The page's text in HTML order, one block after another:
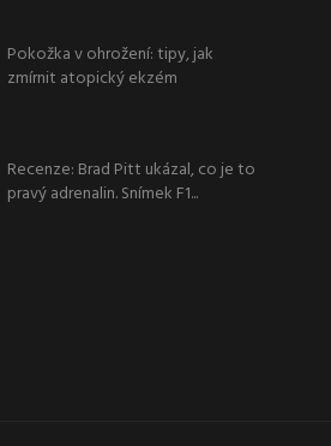
Pokožka v ohrožení: tipy, jak
zmírnit atopický ekzém
Recenze: Brad Pitt ukázal, co je to
pravý adrenalin. Snímek F1...